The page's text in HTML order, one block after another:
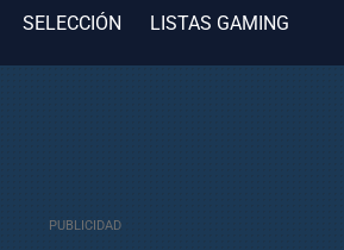
SELECCIÓN LISTAS GAMING